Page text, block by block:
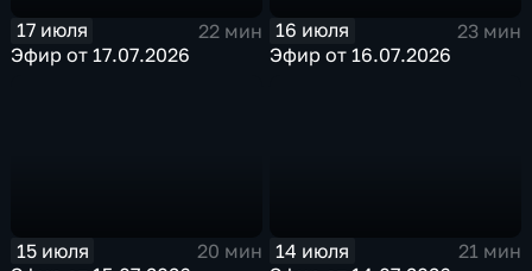
17 июля
22 мин
Эфир от 17.07.2026
16 июля
23 мин
Эфир от 16.07.2026
15 июля
20 мин
14 июля
21 мин